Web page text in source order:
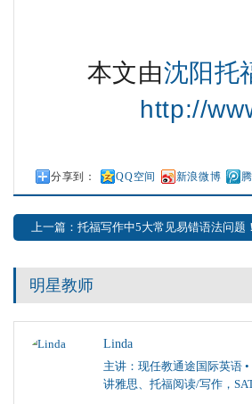
本文由沈阳托
http://
分享到： QQ空间 新浪微博
上一篇：托福写作中5大常见易错语法问题！
明星教师
Linda
主讲：现任教通途国际英语
讲雅思、托福阅读/写作，